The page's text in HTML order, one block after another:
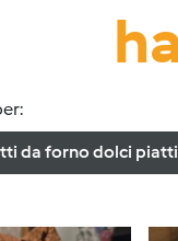
da forno dolci piatti